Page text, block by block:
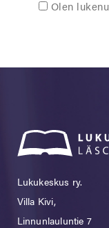
Olen
Lukukeskus ry.
Villa Kivi,
Linnunlauluntie 7